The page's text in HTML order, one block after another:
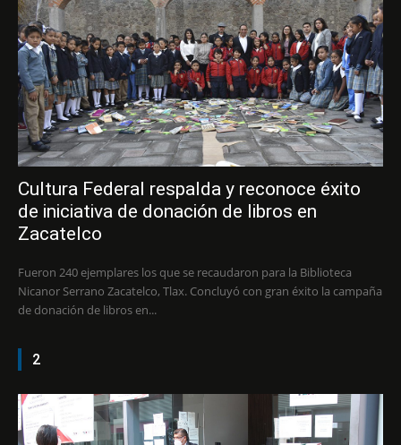
Cultura Federal respalda y reconoce éxito
de iniciativa de donación de libros en
Zacatelco
Fueron 240 ejemplares los que se recaudaron para la Biblioteca
Nicanor Serrano Zacatelco, Tlax. Concluyó con gran éxito la campaña
de donación de libros en...
2